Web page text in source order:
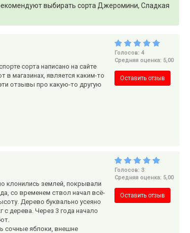
выбирать сорта Джеромини, Сладкая
сорта написано на сайте
в магазинах, является каким-то
отзывы про какую-то другую
Голосов: 4
Средняя оценка: 5,00
Оставить отзыв
клонились землей, покрывали
со временем ствол начал всё-
Дерево буквально усеяно
с дерева. Через 3 года начало
сочные яблоки, внешне
Голосов: 3
Средняя оценка: 5,00
Оставить отзыв